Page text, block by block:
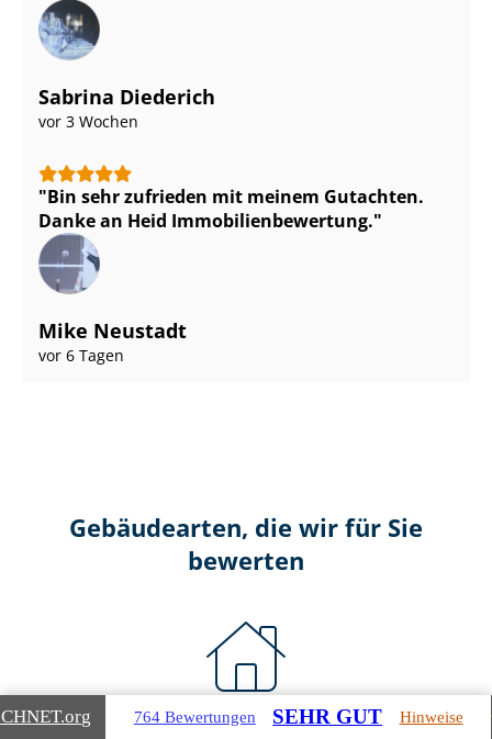
Sabrina Diederich
vor 3 Wochen
Bin sehr zufrieden mit meinem Gutachten.
Danke an Heid Im­mo­bi­li­en­be­wer­tung.
Mike Neustadt
vor 6 Tagen
Gebäudearten, die wir für Sie
bewerten
Wohnimmobilien
.org 764 Bewertungen SEHR GUT Hinweise